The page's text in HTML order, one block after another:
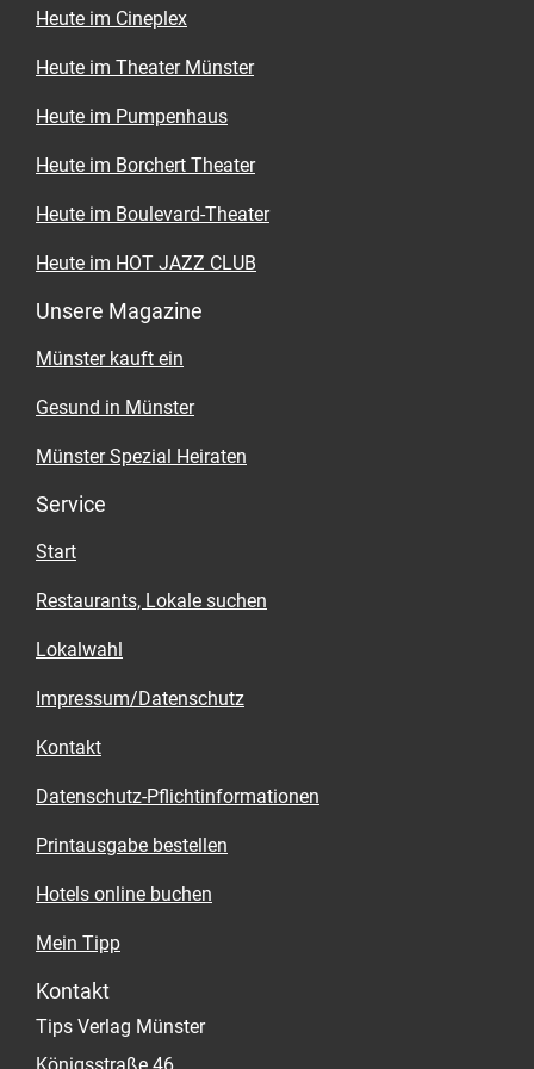
Heute im Cineplex
Heute im Theater Münster
Heute im Pumpenhaus
Heute im Borchert Theater
Heute im Boulevard-Theater
Heute im HOT JAZZ CLUB
Unsere Magazine
Münster kauft ein
Gesund in Münster
Münster Spezial Heiraten
Service
Start
Restaurants, Lokale suchen
Lokalwahl
Impressum/Datenschutz
Kontakt
Datenschutz-Pflichtinformationen
Printausgabe bestellen
Hotels online buchen
Mein Tipp
Kontakt
Tips Verlag Münster